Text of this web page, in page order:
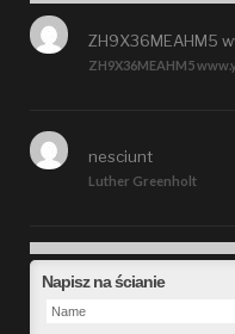
ZH9X36MEAHM5
ZH9X36MEAHM5
Luther Greenholt
nesciunt
Future
Napisz na ścianie